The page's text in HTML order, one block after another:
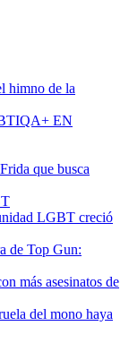
himno de la
EN
que busca
LGBT creció
de Top Gun:
más asesinatos de
del mono haya